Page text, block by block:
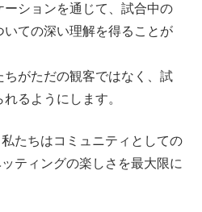
ーションを通じて、試合中の
ての深い理解を得ることが
ちがただの観客ではなく、試
るようにします。
たちはコミュニティとしての
ティングの楽しさを最大限に